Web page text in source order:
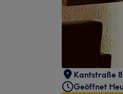
Kantstraße
Geöffnet